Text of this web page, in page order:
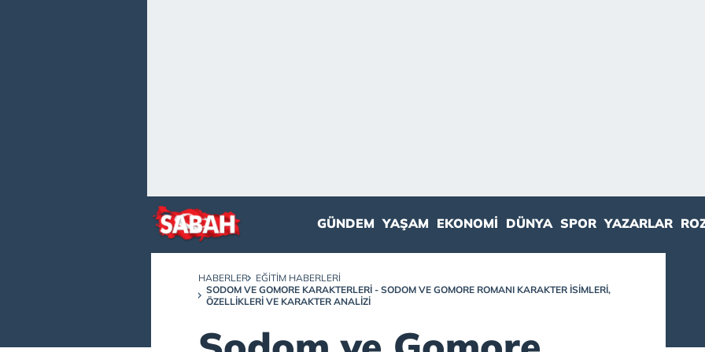
GÜNDEM YAŞAM EKONOMI DÜNYA SPOR YAZARLAR
HABERLER
EĞITIM HABERLERI
SODOM VE GOMORE KARAKTERLERI - SODOM VE GOMORE ROMANI KARAKTER İSIMLERI,
ÖZELLIKLERI VE KARAKTER ANALIZI